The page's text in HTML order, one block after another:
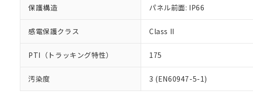
保護構造 パネル前面: IP66
感電保護クラス Class II
PTI（トラッキング特性） 175
汚染度 3 (EN60947-5-1)